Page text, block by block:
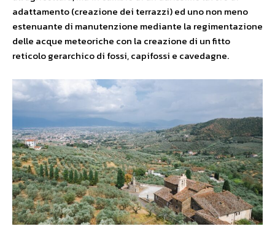
adattamento (creazione dei terrazzi) ed uno non meno
estenuante di manutenzione mediante la regimentazione
delle acque meteoriche con la creazione di un fitto
reticolo gerarchico di fossi, capifossi e cavedagne.